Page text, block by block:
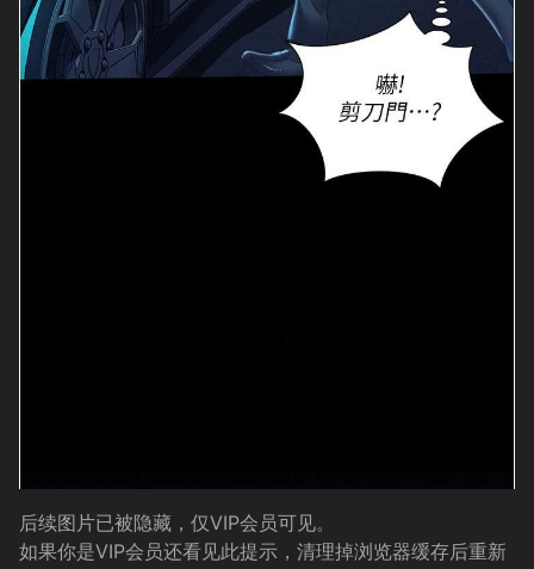
后续图片已被隐藏，仅VIP会员可见。
如果你是VIP会员还看见此提示，清理掉浏览器缓存后重新